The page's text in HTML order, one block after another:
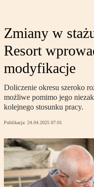
Zmiany w
Resort
modyfikacje
Doliczenie okresu szeroko
możliwe pomimo jego
kolejnego stosunku pracy.
Publikacja: 24.04.2025 07:01